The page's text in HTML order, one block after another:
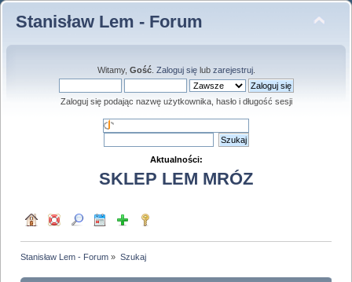
Stanisław Lem - Forum
Witamy, Gość. Zaloguj sięlub zarejestruj.
Zaloguj się podając nazwę użytkownika, hasło i długość sesji
Aktualności:
SKLEP LEM MRÓZ
Stanisław Lem - Forum » Szukaj